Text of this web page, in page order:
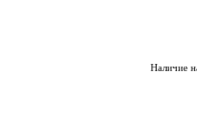
Наличие